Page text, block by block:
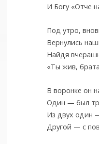
И Богу «Отче
Под утро,
Вернулись
Найдя
«Ты жив,
В воронке он
Один — был
Из двух один
Другой — с